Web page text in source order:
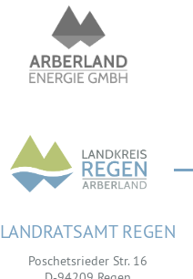
LANDRATSAMT REGEN
Poschetsrieder Str. 16